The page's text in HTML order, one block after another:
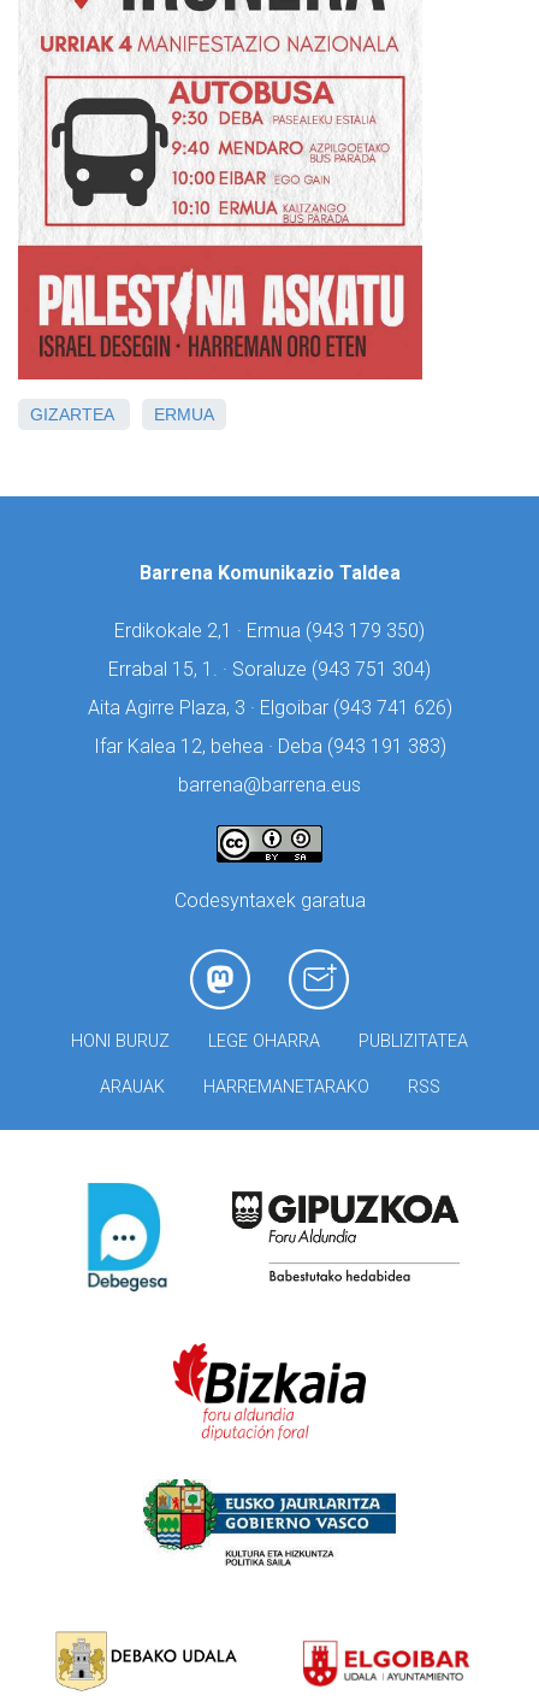
GIZARTEA ERMUA
Barrena Komunikazio Taldea
Erdikokale 2,1 · Ermua (943 179 350)
Errabal 15, 1. · Soraluze (943 751 304)
Aita Agirre Plaza, 3 · Elgoibar (943 741 626)
Ifar Kalea 12, behea · Deba (943 191 383)
barrena@barrena.eus
Codesyntaxek garatua
HONI BURUZ LEGE OHARRA PUBLIZITATEA
ARAUAK HARREMANETARAKO RSS